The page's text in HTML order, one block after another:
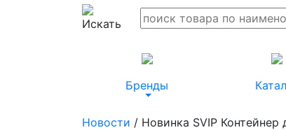
Бренды
Новости / Новинка SVIP